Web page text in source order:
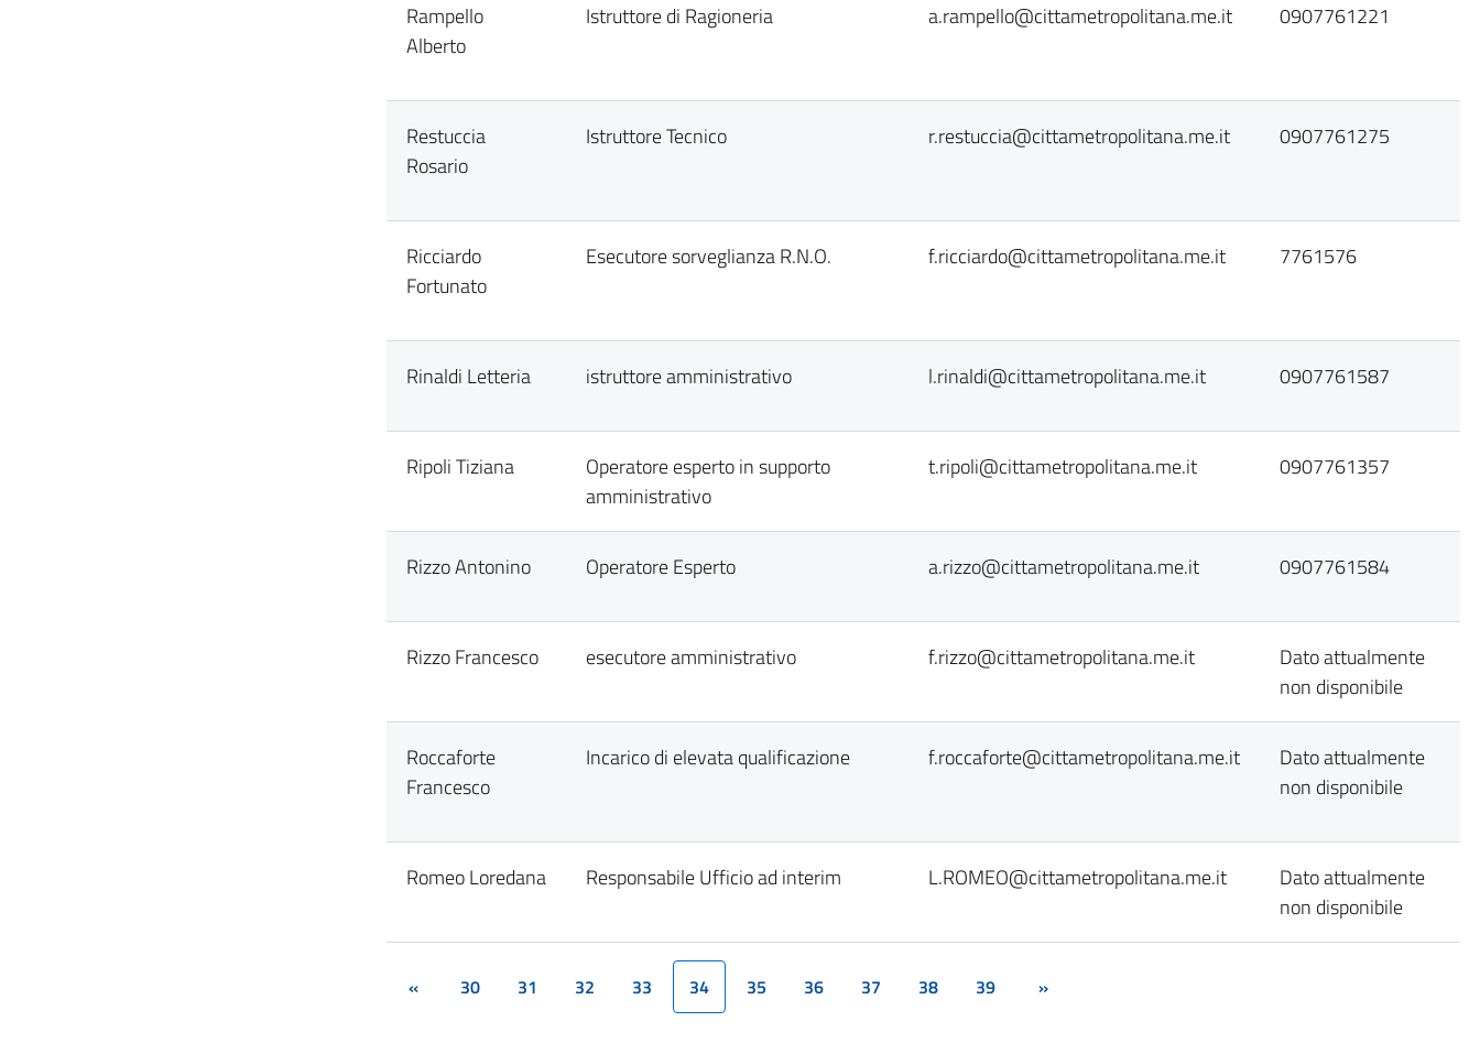
Rampello
Alberto
Istruttore di Ragioneria a.rampello@cittametropolitana.me.it 0907761221
Restuccia
Rosario
Istruttore Tecnico r.restuccia@cittametropolitana.me.it 0907761275
Ricciardo
Fortunato
Esecutore sorveglianza R.N.O. f.ricciardo@cittametropolitana.me.it 7761576
Rinaldi Letteria istruttore amministrativo l.rinaldi@cittametropolitana.me.it 0907761587
Ripoli Tiziana
Operatore esperto in supporto
amministrativo
t.ripoli@cittametropolitana.me.it 0907761357
Rizzo Antonino Operatore Esperto a.rizzo@cittametropolitana.me.it 0907761584
Rizzo Francesco esecutore amministrativo f.rizzo@cittametropolitana.me.it
Dato attualmente
non disponibile
Roccaforte
Francesco
Incarico di elevata qualificazione f.roccaforte@cittametropolitana.me.it
Dato attualmente
non disponibile
Romeo Loredana Responsabile Ufficio ad interim L.ROMEO@cittametropolitana.me.it
Dato attualmente
non disponibile
« 30 31 32 33 34(current)
35 36 37 38 39 »